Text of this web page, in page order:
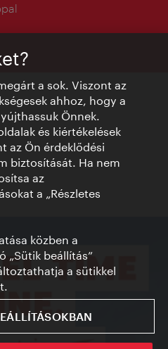
a sok. Viszont az
ahhoz, hogy a
Önnek.
és kiértékelések
az Ön érdeklődési
biztosítását. Ha nem
az
a „Részletes
közben a
„Sütik beállítás”
a sütikkel